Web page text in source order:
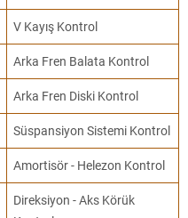
V Kayış Kontrol
Arka Fren Balata Kontrol
Arka Fren Diski Kontrol
Süspansiyon Sistemi Kontrol
Amortisör - Helezon Kontrol
Direksiyon - Aks Körük